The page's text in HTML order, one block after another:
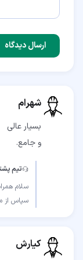
ارسال دیدگاه
شهرام
و جامع.
تیم
سپاس از
کیارش